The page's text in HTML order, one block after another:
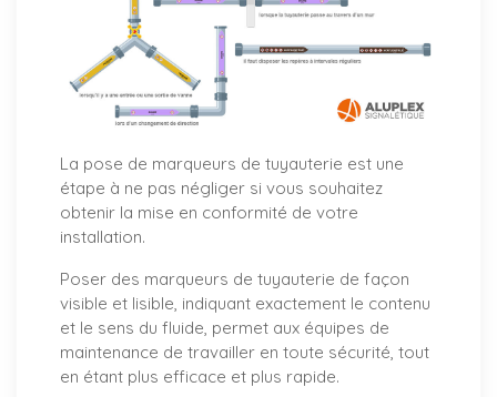
La pose de marqueurs de tuyauterie est une
étape à ne pas négliger si vous souhaitez
obtenir la mise en conformité de votre
installation.
Poser des marqueurs de tuyauterie de façon
visible et lisible, indiquant exactement le contenu
et le sens du fluide, permet aux équipes de
maintenance de travailler en toute sécurité, tout
en étant plus efficace et plus rapide.